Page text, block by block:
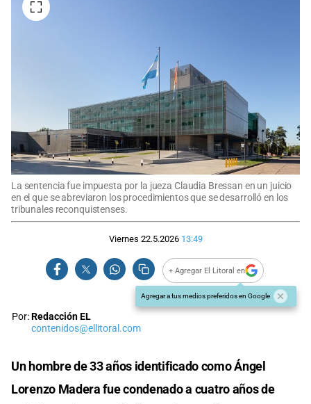
La sentencia fue impuesta por la jueza Claudia Bressan en un juicio
en el que se abreviaron los procedimientos que se desarrolló en los
tribunales reconquistenses.
Viernes 22.5.2026 13:49
+ Agregar El Litoral en
Agregar a tus medios preferidos en Google
Por:Redacción EL
contenidos@ellitoral.com
Un hombre de 33 años identificado como Ángel
Lorenzo Madera fue condenado a cuatro años de